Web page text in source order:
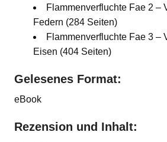
Flammenverfluchte Fae 2 –
Federn (284 Seiten)
Flammenverfluchte Fae 3 –
Eisen (404 Seiten)
Gelesenes Format:
eBook
Rezension und Inhalt: